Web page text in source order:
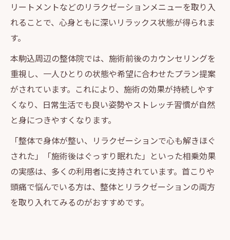
リートメントなどのリラクゼーションメニューを取り入
れることで、心身ともに深いリラックス状態が得られま
す。
本駒込周辺の整体院では、施術前後のカウンセリングを
重視し、一人ひとりの状態や希望に合わせたプラン提案
がされています。これにより、施術の効果が持続しやす
くなり、日常生活でも良い姿勢やストレッチ習慣が自然
と身につきやすくなります。
「整体で身体が整い、リラクゼーションで心も解きほぐ
された」「施術後はぐっすり眠れた」といった相乗効果
の実感は、多くの利用者に支持されています。首こりや
頭痛で悩んでいる方は、整体とリラクゼーションの両方
を取り入れてみるのがおすすめです。